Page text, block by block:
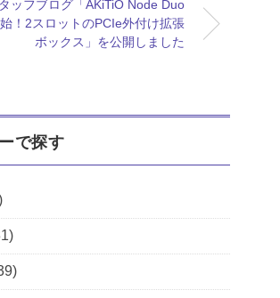
ッフブログ「AKiTiO Node Duo
！2スロットのPCIe外付け拡張
ボックス」を公開しました
で探す